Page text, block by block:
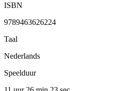
ISBN
9789463626224
Taal
Nederlands
Speelduur